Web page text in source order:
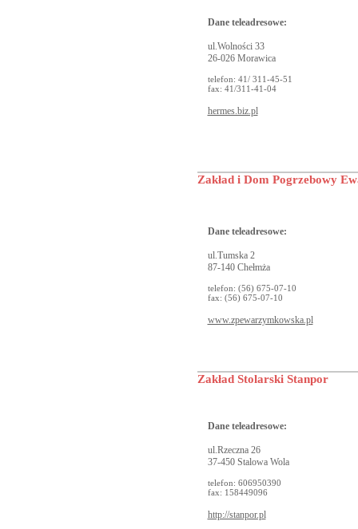
Dane teleadresowe:
ul.Wolności 33
26-026 Morawica
telefon: 41/ 311-45-51
fax: 41/311-41-04
hermes.biz.pl
Zakład i Dom Pogrzebowy
Dane teleadresowe:
ul.Tumska 2
87-140 Chełmża
telefon: (56) 675-07-10
fax: (56) 675-07-10
www.zpewarzymkowska.pl
Zakład Stolarski Stanpor
Dane teleadresowe:
ul.Rzeczna 26
37-450 Stalowa Wola
telefon: 606950390
fax: 158449096
http://stanpor.pl